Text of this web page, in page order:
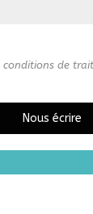
conditions de
Nous écrire